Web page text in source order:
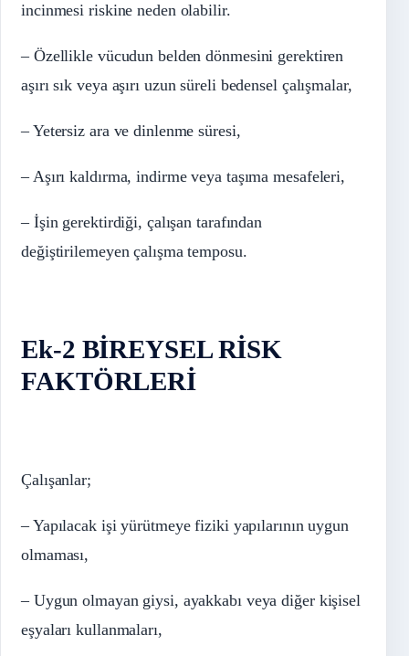
incinmesi riskine neden olabilir.
– Özellikle vücudun belden dönmesini gerektiren
aşırı sık veya aşırı uzun süreli bedensel çalışmalar,
– Yetersiz ara ve dinlenme süresi,
– Aşırı kaldırma, indirme veya taşıma mesafeleri,
– İşin gerektirdiği, çalışan tarafından
değiştirilemeyen çalışma temposu.
Ek-2 BİREYSEL RİSK
FAKTÖRLERİ
Çalışanlar;
– Yapılacak işi yürütmeye fiziki yapılarının uygun
olmaması,
– Uygun olmayan giysi, ayakkabı veya diğer kişisel
eşyaları kullanmaları,